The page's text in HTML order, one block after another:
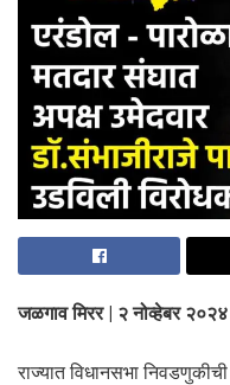
जळगाव मिरर | २ नोव्हेबर २०२४
राज्यात विधानसभा